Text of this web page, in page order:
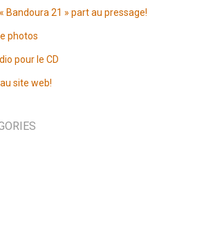
« Bandoura 21 » part au pressage!
photos
pour le CD
site web!